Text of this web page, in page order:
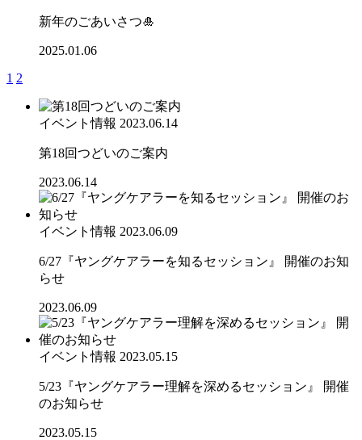
新年のごあいさつ🎍
2025.01.06
1 2
イベント情報 2023.06.14
第18回つどいのご案内
2023.06.14
イベント情報 2023.06.09
6/27『ヤングケアラーを知るセッション』 開催のお知
らせ
2023.06.09
イベント情報 2023.05.15
5/23『ヤングケアラー理解を深めるセッション』 開催
のお知らせ
2023.05.15